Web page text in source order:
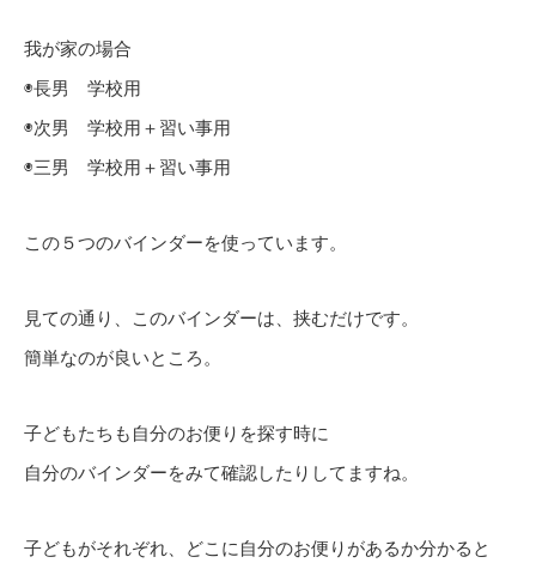
我が家の場合
◉長男 学校用
◉次男 学校用＋習い事用
◉三男 学校用＋習い事用
この５つのバインダーを使っています。
見ての通り、このバインダーは、挟むだけです。
簡単なのが良いところ。
子どもたちも自分のお便りを探す時に
自分のバインダーをみて確認したりしてますね。
子どもがそれぞれ、どこに自分のお便りがあるか分かると